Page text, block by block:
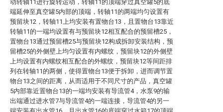
动转轴11进行旋转运动，转轴11的顶端穿过真空罐5的底
端延伸至真空罐5内部的顶端，转轴11的两端均匀设置有
预留块12，转轴11上均安装有置物台13，且置物台13靠近
转轴11的一端均设置有与预留块12相互配合的预留槽25，
置物台13通过预留槽25与预留块12构成拆卸安装结构，预
留槽25的外侧壁上均匀设置有内螺纹，预留块12的外侧壁
上均设置有内螺纹相互配合的外螺纹，预留块12等间距排
列在转轴11的两侧，使得置物台13便于拆卸，进而调节置
物台13之间的距离，从而适用于不同尺寸的产品，真空罐
5内部靠近置物台13的一端均安装有导流管4，水泵9的输
出端通过进水管7与导流管4的一端连接，导流管4的另一